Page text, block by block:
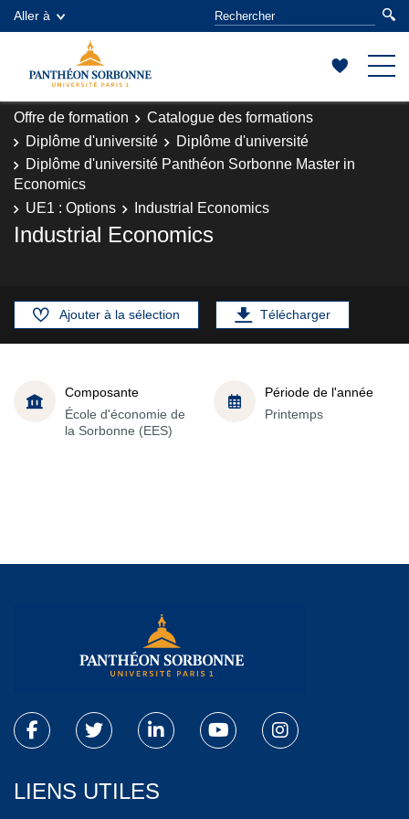
Aller à
Offre de formation
Catalogue des formations
Diplôme d'université
Diplôme d'université
Diplôme d'université Panthéon Sorbonne Master in
Economics
UE1 : Options
Industrial Economics
Industrial Economics
Ajouter à la sélection Télécharger
Composante
École d'économie de
la Sorbonne (EES)
Période de l'année
Printemps
LIENS UTILES